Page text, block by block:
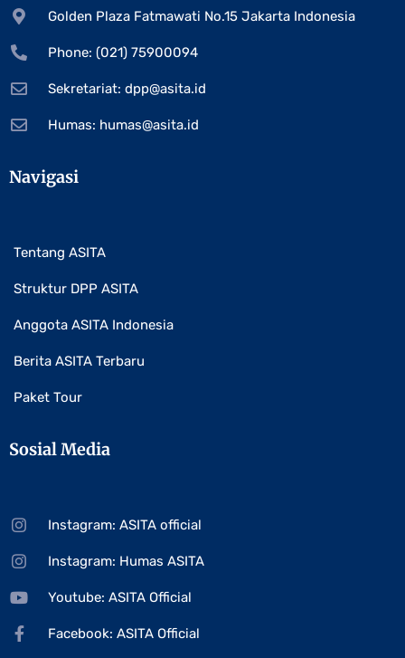
Golden Plaza Fatmawati No.15 Jakarta Indonesia
Phone: (021) 75900094
Sekretariat: dpp@asita.id
Humas: humas@asita.id
Navigasi
Tentang ASITA
Struktur DPP ASITA
Anggota ASITA Indonesia
Berita ASITA Terbaru
Paket Tour
Sosial Media
Instagram: ASITA official
Instagram: Humas ASITA
Youtube: ASITA Official
Facebook: ASITA Official